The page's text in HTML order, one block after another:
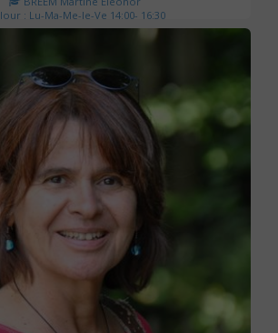
Jour : Lu-Ma-Me-Je-Ve 14:00- 16:30
Nombre de séances : 3